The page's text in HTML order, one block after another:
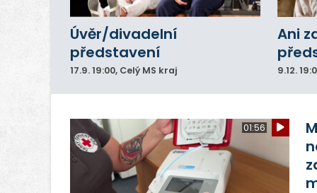
Úvěr/divadelní
představení
17.9.19:00, Celý MS kraj
Ani
9.12.
01:56